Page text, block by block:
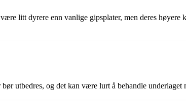
litt dyrere enn vanlige gipsplater, men deres høyere
utbedres, og det kan være lurt å behandle underlaget